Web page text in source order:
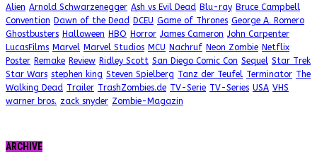
Alien Arnold Schwarzenegger Ash vs Evil Dead Blu-ray Bruce Campbell
Convention Dawn of the Dead DCEU Game of Thrones George A. Romero
Ghostbusters Halloween HBO Horror James Cameron John Carpenter
LucasFilms Marvel Marvel Studios MCU Nachruf Neon Zombie Netflix
Poster Remake Review Ridley Scott San Diego Comic Con Sequel Star Trek
Star Wars stephen king Steven Spielberg Tanz der Teufel Terminator The
Walking Dead Trailer TrashZombies.de TV-Serie TV-Series USA VHS
warner bros. zack snyder Zombie-Magazin
ARCHIVE